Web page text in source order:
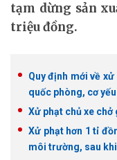
tạm dừng sản
triệu đồng.
Quy định mới về
quốc phòng, cơ yếu
Xử phạt chủ xe
Xử phạt hơn 1 tỉ
môi trường, sau khi